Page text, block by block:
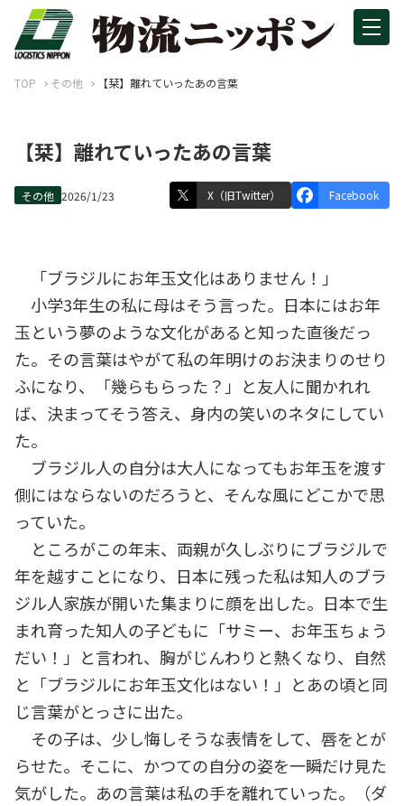
TOP その他 【栞】離れていったあの言葉
【栞】離れていったあの言葉
その他 2026/1/23 X（旧Twitter） Facebook
「ブラジルにお年玉文化はありません！」
小学3年生の私に母はそう言った。日本にはお年
玉という夢のような文化があると知った直後だっ
た。その言葉はやがて私の年明けのお決まりのせり
ふになり、「幾らもらった？」と友人に聞かれれ
ば、決まってそう答え、身内の笑いのネタにしてい
た。
ブラジル人の自分は大人になってもお年玉を渡す
側にはならないのだろうと、そんな風にどこかで思
っていた。
ところがこの年末、両親が久しぶりにブラジルで
年を越すことになり、日本に残った私は知人のブラ
ジル人家族が開いた集まりに顔を出した。日本で生
まれ育った知人の子どもに「サミー、お年玉ちょう
だい！」と言われ、胸がじんわりと熱くなり、自然
と「ブラジルにお年玉文化はない！」とあの頃と同
じ言葉がとっさに出た。
その子は、少し悔しそうな表情をして、唇をとが
らせた。そこに、かつての自分の姿を一瞬だけ見た
気がした。あの言葉は私の手を離れていった。（ダ